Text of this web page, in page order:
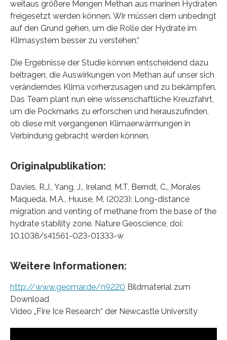
weitaus größere Mengen Methan aus marinen Hydraten
freigesetzt werden können. Wir müssen dem unbedingt
auf den Grund gehen, um die Rolle der Hydrate im
Klimasystem besser zu verstehen.“
Die Ergebnisse der Studie können entscheidend dazu
beitragen, die Auswirkungen von Methan auf unser sich
veränderndes Klima vorherzusagen und zu bekämpfen.
Das Team plant nun eine wissenschaftliche Kreuzfahrt,
um die Pockmarks zu erforschen und herauszufinden,
ob diese mit vergangenen Klimaerwärmungen in
Verbindung gebracht werden können.
Originalpublikation:
Davies, R.J., Yang, J., Ireland, M.T, Berndt, C., Morales
Maqueda, M.A., Huuse, M. (2023): Long-distance
migration and venting of methane from the base of the
hydrate stability zone. Nature Geoscience, doi:
10.1038/s41561-023-01333-w
Weitere Informationen:
http://www.geomar.de/n9220 Bildmaterial zum
Download
Video „Fire Ice Research“ der Newcastle University